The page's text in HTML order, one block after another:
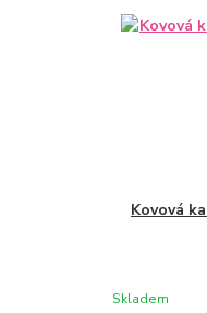
Kovová
Skladem